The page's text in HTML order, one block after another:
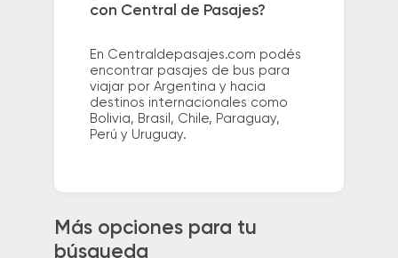
con Central de Pasajes?
En Centraldepasajes.com podés
encontrar pasajes de bus para
viajar por Argentina y hacia
destinos internacionales como
Bolivia, Brasil, Chile, Paraguay,
Perú y Uruguay.
Más opciones para tu
búsqueda